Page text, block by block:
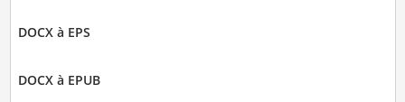
DOCX à EPS
DOCX à EPUB